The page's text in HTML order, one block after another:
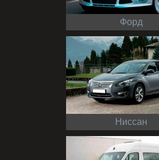
Форд
Ниссан